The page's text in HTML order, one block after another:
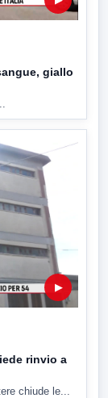
giallo
▶
rinvio a
chiude le...